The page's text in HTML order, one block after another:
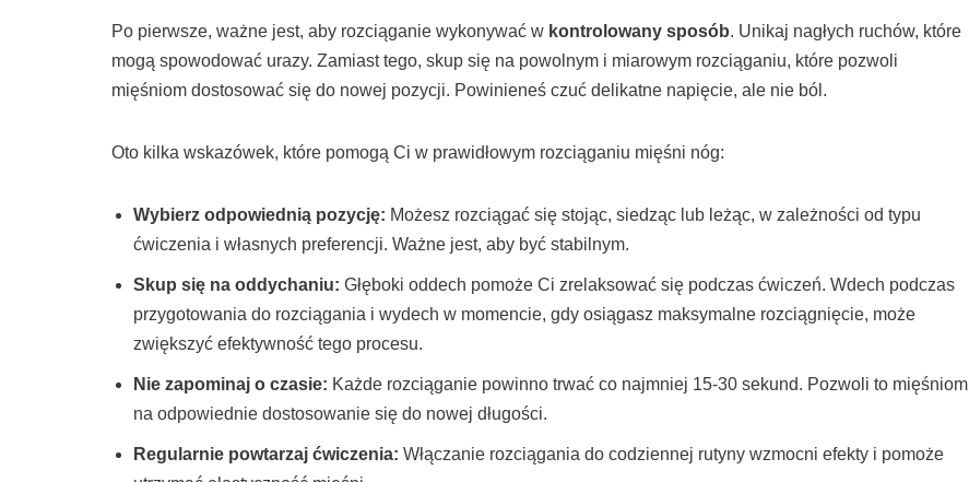
Po pierwsze, ważne jest, aby rozciąganie wykonywać w kontrolowany sposób. Unikaj nagłych ruchów, które
mogą spowodować urazy. Zamiast tego, skup się na powolnym i miarowym rozciąganiu, które pozwoli
mięśniom dostosować się do nowej pozycji. Powinieneś czuć delikatne napięcie, ale nie ból.
Oto kilka wskazówek, które pomogą Ci w prawidłowym rozciąganiu mięśni nóg:
Wybierz odpowiednią pozycję: Możesz rozciągać się stojąc, siedząc lub leżąc, w zależności od typu
ćwiczenia i własnych preferencji. Ważne jest, aby być stabilnym.
Skup się na oddychaniu: Głęboki oddech pomoże Ci zrelaksować się podczas ćwiczeń. Wdech podczas
przygotowania do rozciągania i wydech w momencie, gdy osiągasz maksymalne rozciągnięcie, może
zwiększyć efektywność tego procesu.
Nie zapominaj o czasie: Każde rozciąganie powinno trwać co najmniej 15-30 sekund. Pozwoli to mięśniom
na odpowiednie dostosowanie się do nowej długości.
Regularnie powtarzaj ćwiczenia: Włączanie rozciągania do codziennej rutyny wzmocni efekty i pomoże